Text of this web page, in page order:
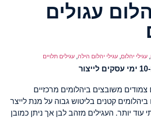
עגולים
, עגילי יהלום, עגילי יהלום הילה, עגילים תלויים
צמודים משובצים ביהלומים מרכזיים
ביהלומים קטנים בליטוש גבוה על מנת לייצר
עוד יותר. העגילים מזהב לבן אך ניתן כמובן